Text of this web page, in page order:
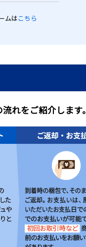
ムはこちら
れをご紹介します。